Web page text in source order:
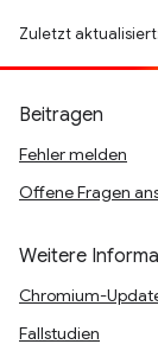
Zuletzt
Beitragen
Fehler melden
Offene Fragen
Weitere
Chromium-
Fallstudien